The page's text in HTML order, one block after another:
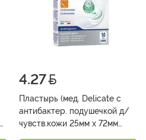
4.27
Пластырь (мед. Delicate с
антибактер. подушечкой д/
чувств.кожи 25мм х 72мм